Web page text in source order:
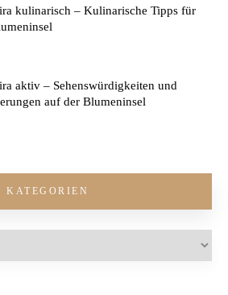
kulinarisch – Kulinarische Tipps für
aktiv – Sehenswürdigkeiten und
auf der Blumeninsel
KATEGORIEN